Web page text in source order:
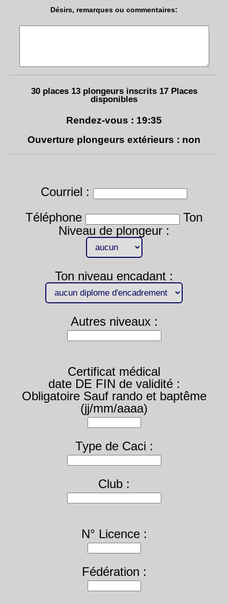
Désirs, remarques ou commentaires:
30 places 13 plongeurs inscrits 17 Places
disponibles
Rendez-vous : 19:35
Ouverture plongeurs extérieurs : non
Courriel :
Téléphone
Ton
Niveau de plongeur :
Ton niveau encadant :
Autres niveaux :
Certificat médical
date DE FIN de validité :
Obligatoire Sauf rando et baptême
(jj/mm/aaaa)
Type de Caci :
Club :
N° Licence :
Fédération :